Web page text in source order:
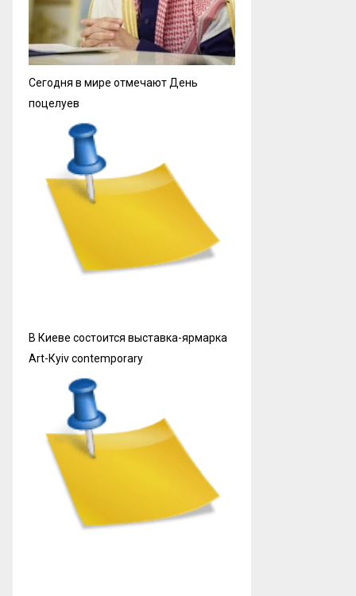
Сегодня в мире отмечают День
поцелуев
В Киеве состоится выставка-ярмарка
Art-Кyiv contemporary